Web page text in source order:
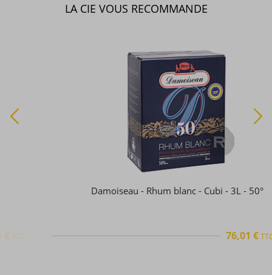
LA CIE VOUS RECOMMANDE
Damoiseau - Rhum blanc - Cubi - 3L - 50°
+
76,01 €TTC